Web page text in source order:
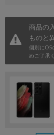
商品の
ものと
個別にOS
めご了承